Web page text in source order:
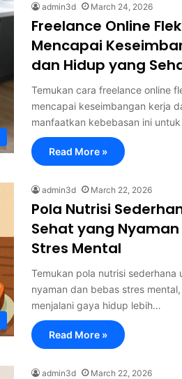
admin3d March 24, 2026
Freelance Online
Mencapai
dan Hidup yang
Temukan cara freelance online
mencapai keseimbangan kerja
manfaatkan kebebasan ini
Read More »
admin3d March 22, 2026
Pola Nutrisi
Sehat yang
Stres Mental
Temukan pola nutrisi
nyaman dan bebas stres
menjalani gaya hidup lebih…
Read More »
admin3d March 22, 2026